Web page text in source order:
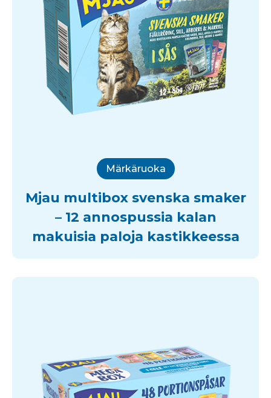
Märkäruoka
Mjau multibox svenska smaker
– 12 annospussia kalan
makuisia paloja kastikkeessa